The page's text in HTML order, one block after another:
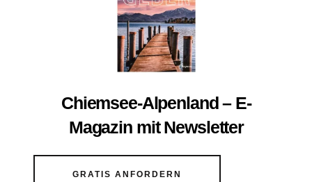
Chiemsee-Alpenland – E-
Magazin mit Newsletter
GRATIS ANFORDERN